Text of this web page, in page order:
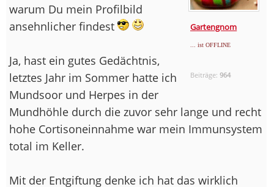
Gartengnom
... ist OFFLINE
Beiträge:964
warum Du mein Profilbild
ansehnlicher findest
Ja, hast ein gutes Gedächtnis,
letztes Jahr im Sommer hatte ich
Mundsoor und Herpes in der
Mundhöhle durch die zuvor sehr lange und recht
hohe Cortisoneinnahme war mein Immunsystem
total im Keller.
Mit der Entgiftung denke ich hat das wirklich